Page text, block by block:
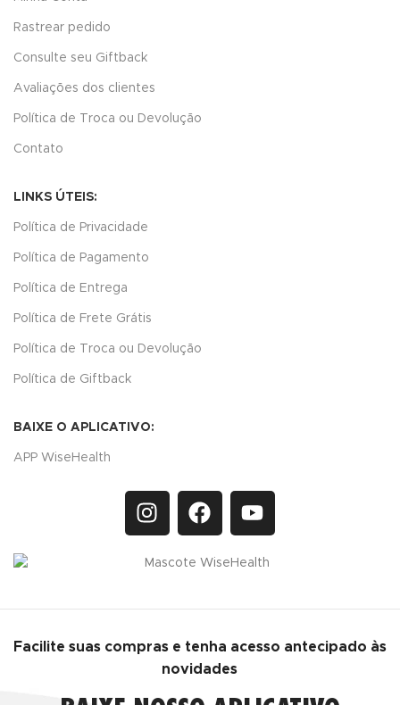
Rastrear pedido
Consulte seu Giftback
Avaliações dos clientes
Política de Troca ou Devolução
Contato
LINKS ÚTEIS:
Política de Privacidade
Política de Pagamento
Política de Entrega
Política de Frete Grátis
Política de Troca ou Devolução
Política de Giftback
BAIXE O APLICATIVO:
APP WiseHealth
Facilite suas compras e tenha acesso antecipado às
novidades